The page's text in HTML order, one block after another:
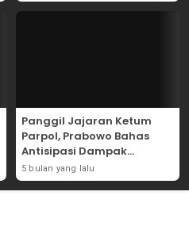
Panggil Jajaran Ketum
Parpol, Prabowo Bahas
Antisipasi Dampak
Geopolitik Dunia Usia
Konflik Iran-AS
5 bulan yang lalu